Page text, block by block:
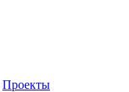
Проекты